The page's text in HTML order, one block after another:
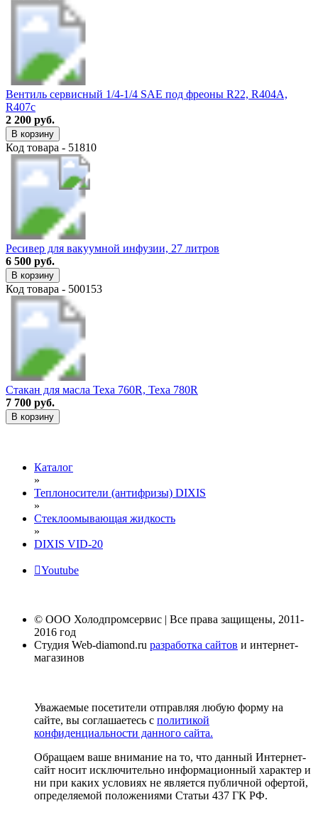
Вентиль сервисный 1/4-1/4 SAE под фреоны R22, R404A,
R407c
2 200 руб.
В корзину
Код товара - 51810
Ресивер для вакуумной инфузии, 27 литров
6 500 руб.
В корзину
Код товара - 500153
Стакан для масла Texa 760R, Texa 780R
7 700 руб.
В корзину
Каталог
»
Теплоносители (антифризы) DIXIS
»
Cтеклоомывающая жидкость
»
DIXIS VID-20
Youtube
© ООО Холодпромсервис | Все права защищены, 2011-
2016 год
Студия Web-diamond.ru разработка сайтов и интернет-
магазинов
Уважаемые посетители отправляя любую форму на
сайте, вы соглашаетесь с политикой
конфиденциальности данного сайта.
Обращаем ваше внимание на то, что данный Интернет-
сайт носит исключительно информационный характер и
ни при каких условиях не является публичной офертой,
определяемой положениями Статьи 437 ГК РФ.